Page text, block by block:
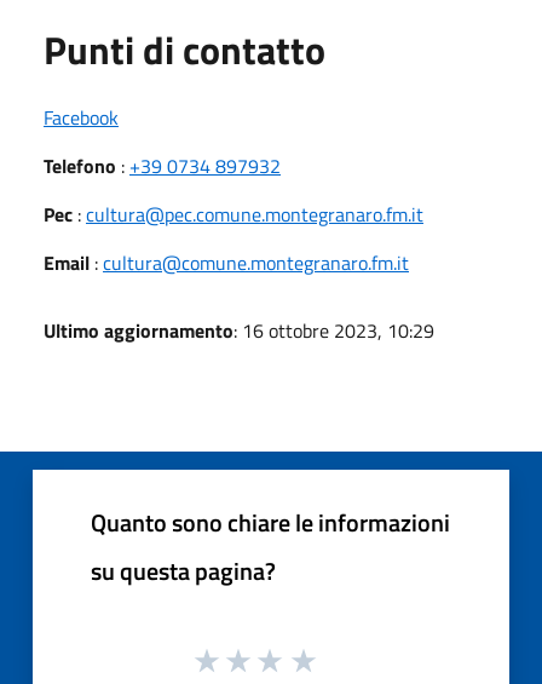
Punti di contatto
Facebook
Telefono : +39 0734 897932
Pec :cultura@pec.comune.montegranaro.fm.it
Email :cultura@comune.montegranaro.fm.it
Ultimo aggiornamento: 16 ottobre 2023, 10:29
Quanto sono chiare le informazioni
su questa pagina?